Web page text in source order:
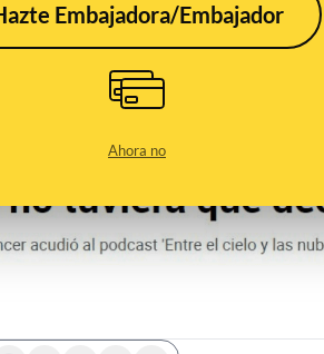
Embajadora/Embajador
Ahora no